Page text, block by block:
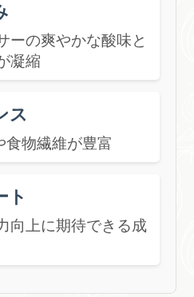
ーの爽やかな酸味と
凝縮
ス
食物繊維が豊富
ト
向上に期待できる成